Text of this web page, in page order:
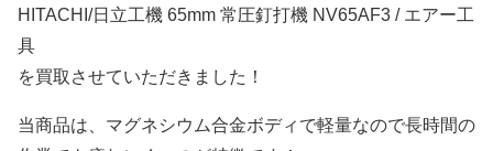
HITACHI/日立工機 65mm 常圧釘打機 NV65AF3 / エアー工
具
を買取させていただきました！
当商品は、マグネシウム合金ボディで軽量なので長時間の